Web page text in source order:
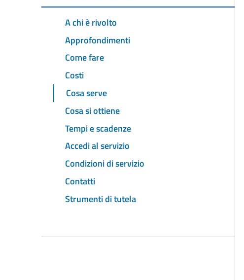
A chi è rivolto
Approfondimenti
Come fare
Costi
Cosa serve
Cosa si ottiene
Tempi e scadenze
Accedi al servizio
Condizioni di servizio
Contatti
Strumenti di tutela